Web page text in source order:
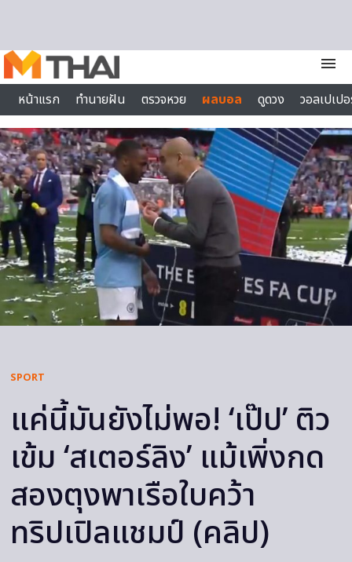
menu
หน้าแรก
ทำนายฝัน ตรวจหวย ผลบอล ดูดวง
วอลเปเป
ไลฟ์สไตล์
SPORT
แค่นี้มันยังไม่พอ! ‘เป๊ป’ ติว
เข้ม ‘สเตอร์ลิง’ แม้เพิ่งกด
สองตุงพาเรือใบคว้า
ทริปเปิลแชมป์ (คลิป)